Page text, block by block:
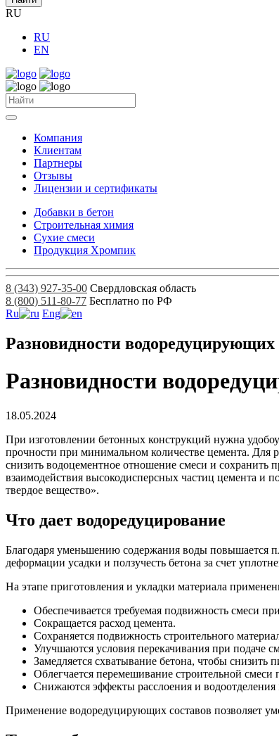
RU
RU
EN
Компания
Клиентам
Партнеры
Отзывы
Лицензии и сертификаты
Добавки в бетон
Строительная химия
Сухие смеси
Продукция Хромпик
8 (343) 927-35-00 Свердловская область
8 (800) 511-80-77 Бесплатно по РФ
Ru
Eng
Разновидности водоредуцирующих
Разновидности
18.05.2024
При изготовлении бетонных конструкций нужна
прочности при минимальном количестве цемента. Для
снизить водоцементное отношение смеси и сохранить
взаимодействия высокодисперсных частиц цемента и
твердое вещество».
Что дает водоредуцирование
Благодаря уменьшению содержания воды повышается
деформации усадки и ползучесть бетона за счет
На этапе приготовления и укладки материала
Обеспечивается требуемая подвижность смеси
Сокращается расход цемента.
Сохраняется подвижность строительного
Улучшаются условия перекачивания при подаче
Замедляется схватывание бетона, чтобы снизить
Облегчается перемешивание строительной
Снижаются эффекты расслоения и водоотделения
Применение водоредуцирующих составов позволяет